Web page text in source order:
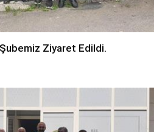
Ziyaret Edildi.